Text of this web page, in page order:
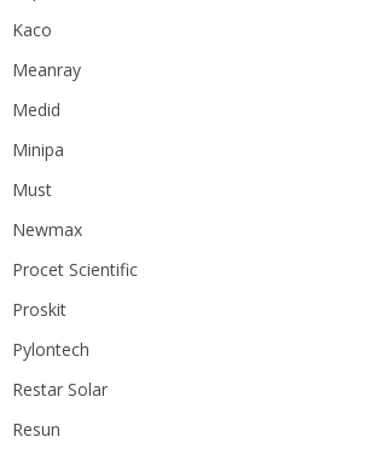
Kaco
Meanray
Medid
Minipa
Must
Newmax
Procet Scientific
Proskit
Pylontech
Restar Solar
Resun